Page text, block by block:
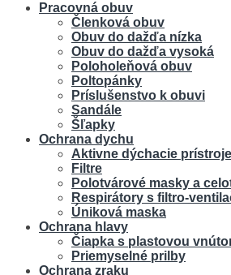
Pracovná obuv
Členková obuv
Obuv do dažďa nízka
Obuv do dažďa vysoká
Poloholeňová obuv
Poltopánky
Príslušenstvo k obuvi
Sandále
Šľapky
Ochrana dychu
Aktivne dýchacie prístroje
Filtre
Polotvárové masky a
Respirátory s filtro-
Úniková maska
Ochrana hlavy
Čiapka s plastovou
Priemyselné prilby
Ochrana zraku